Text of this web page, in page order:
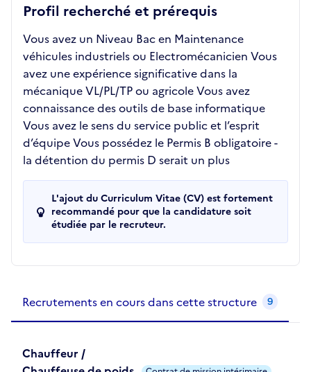
Profil recherché et prérequis
Vous avez un Niveau Bac en Maintenance
véhicules industriels ou Electromécanicien Vous
avez une expérience significative dans la
mécanique VL/PL/TP ou agricole Vous avez
connaissance des outils de base informatique
Vous avez le sens du service public et l’esprit
d’équipe Vous possédez le Permis B obligatoire -
la détention du permis D serait un plus
L'ajout du Curriculum Vitae (CV) est fortement
recommandé pour que la candidature soit
étudiée par le recruteur.
Recrutements en cours dans cette structure 9
Chauffeur /